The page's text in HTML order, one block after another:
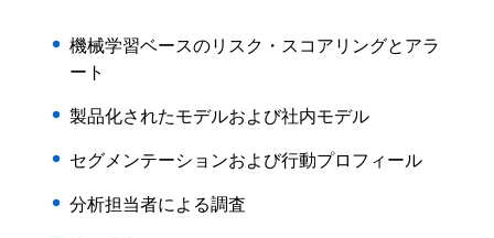
機械学習ベースのリスク・スコアリングとアラ
ート
製品化されたモデルおよび社内モデル
セグメンテーションおよび行動プロフィール
分析担当者による調査